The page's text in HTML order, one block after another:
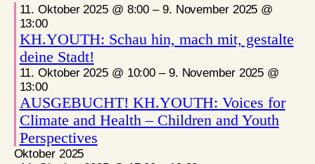
11. Oktober 2025 @ 8:00 – 9. November 2025 @
13:00
KH.YOUTH: Schau hin, mach mit, gestalte
deine Stadt!
11. Oktober 2025 @ 10:00 – 9. November 2025 @
13:00
AUSGEBUCHT! KH.YOUTH: Voices for
Climate and Health – Children and Youth
Perspectives
Oktober 2025